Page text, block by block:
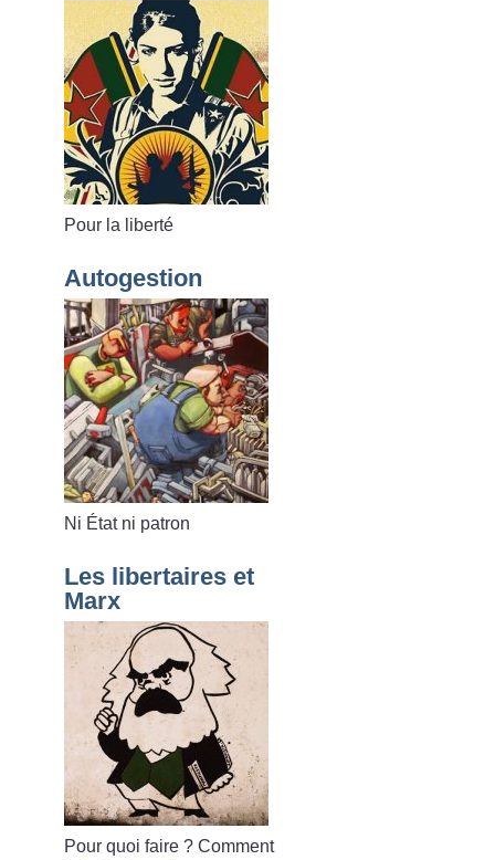
Pour la liberté
Autogestion
Ni État ni patron
Les libertaires et
Marx
Pour quoi faire ? Comment